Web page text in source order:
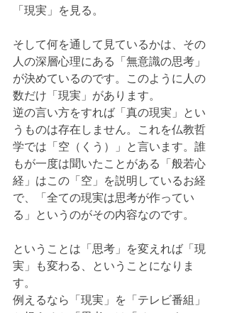
「現実」を見る。
そして何を通して見ているかは、その
人の深層心理にある「無意識の思考」
が決めているのです。このように人の
数だけ「現実」があります。
逆の言い方をすれば「真の現実」とい
うものは存在しません。これを仏教哲
学では「空（くう）」と言います。誰
もが一度は聞いたことがある「般若心
経」はこの「空」を説明しているお経
で、「全ての現実は思考が作ってい
る」というのがその内容なのです。
ということは「思考」を変えれば「現
実」も変わる、ということになりま
す。
例えるなら「現実」を「テレビ番組」